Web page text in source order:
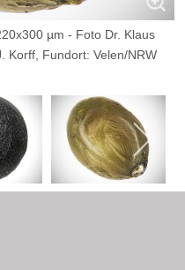
µm - Foto Dr. Klaus
Korff, Fundort: Velen/NRW